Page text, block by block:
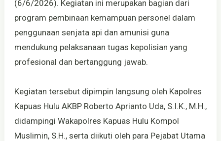
(6/6/2026). Kegiatan ini merupakan bagian dari
program pembinaan kemampuan personel dalam
penggunaan senjata api dan amunisi guna
mendukung pelaksanaan tugas kepolisian yang
profesional dan bertanggung jawab.
Kegiatan tersebut dipimpin langsung oleh Kapolres
Kapuas Hulu AKBP Roberto Aprianto Uda, S.I.K., M.H.,
didampingi Wakapolres Kapuas Hulu Kompol
Muslimin, S.H., serta diikuti oleh para Pejabat Utama